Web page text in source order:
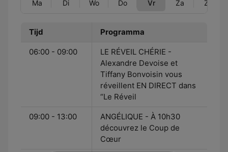
Ma Di Wo Do Vr Za Zo
Tijd Programma
06:00 - 09:00
LE RÉVEIL CHÉRIE -
Alexandre Devoise et
Tiffany Bonvoisin vous
réveillent EN DIRECT dans
“Le Réveil
09:00 - 13:00
ANGÉLIQUE - À 10h30
découvrez le Coup de
Cœur